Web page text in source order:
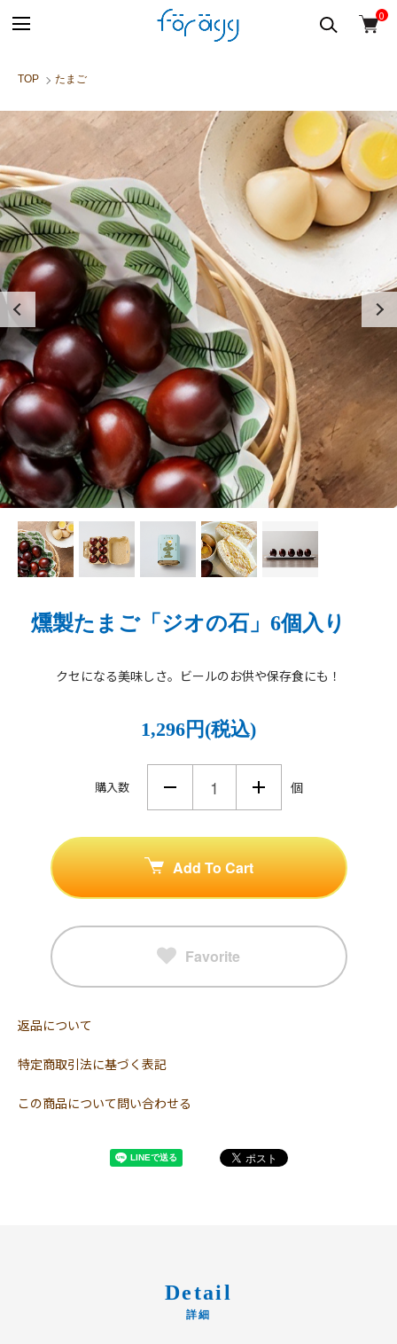
0
TOP たまご
燻製たまご「ジオの石」6個入り
クセになる美味しさ。ビールのお供や保存食にも！
1,296円(税込)
購入数 個
Add To Cart
Favorite
返品について
特定商取引法に基づく表記
この商品について問い合わせる
Detail